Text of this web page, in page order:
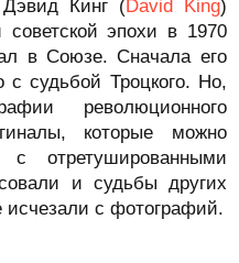
Дэвид Кинг (David King)
советской эпохи в 1970
в Союзе. Сначала его
судьбой Троцкого. Но,
революционного
которые можно
отретушированными
и судьбы других
исчезали с фотографий.